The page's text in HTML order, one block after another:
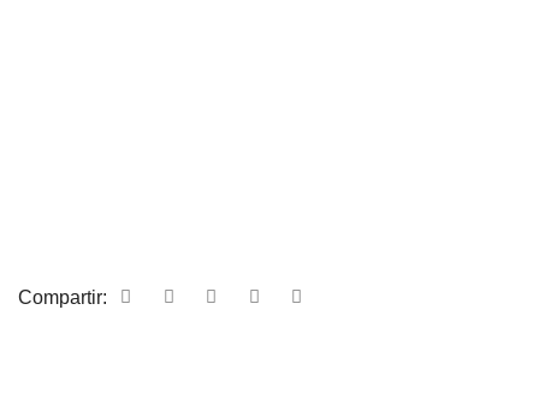
Compartir: